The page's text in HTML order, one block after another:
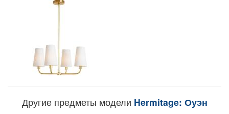
Другие предметы модели Hermitage: Оуэн